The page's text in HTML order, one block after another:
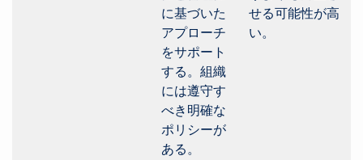
に基づいた
アプローチ
をサポート
する。組織
には遵守す
べき明確な
ポリシーが
ある。
せる可能性が高
い。